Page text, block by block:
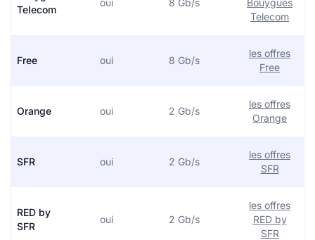
Telecom
oui 8 Gb/s
Bouygues
Telecom
Free oui 8 Gb/s
les offres
Free
Orange oui 2 Gb/s
les offres
Orange
SFR oui 2 Gb/s
les offres
SFR
RED by
SFR
oui 2 Gb/s
les offres
RED by
SFR